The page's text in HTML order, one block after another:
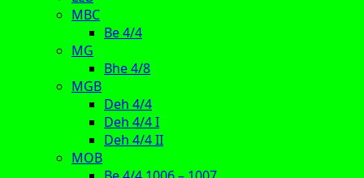
MBC
Be 4/4
MG
Bhe 4/8
MGB
Deh 4/4
Deh 4/4 I
Deh 4/4 II
MOB